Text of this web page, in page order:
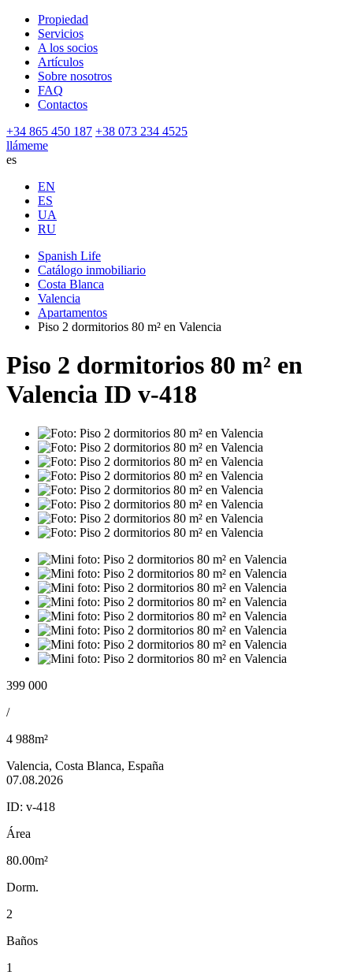
Propiedad
Servicios
A los socios
Artículos
Sobre nosotros
FAQ
Contactos
+34 865 450 187 +38 073 234 4525
llámeme
es
EN
ES
UA
RU
Spanish Life
Catálogo inmobiliario
Costa Blanca
Valencia
Apartamentos
Piso 2 dormitorios 80 m² en Valencia
Piso 2 dormitorios 80 m² en
Valencia ID v-418
399 000
/
4 988m²
Valencia, Costa Blanca, España
07.08.2026
ID: v-418
Área
80.00m²
Dorm.
2
Baños
1